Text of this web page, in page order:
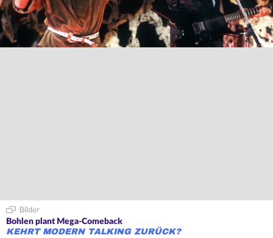
Bohlen plant Mega-Comeback
KEHRT MODERN TALKING ZURÜCK?